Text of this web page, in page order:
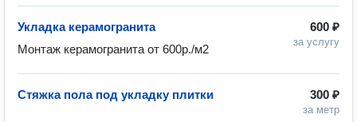
600 ₽
за услугу
Укладка керамогранита
Монтаж керамогранита от 600р./м2
300 ₽
за метр
Стяжка пола под укладку плитки